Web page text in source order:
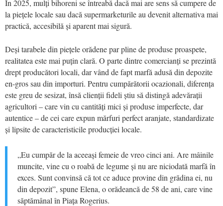
În 2025, mulți bihoreni se întreabă dacă mai are sens să cumpere de
la piețele locale sau dacă supermarketurile au devenit alternativa mai
practică, accesibilă și aparent mai sigură.
Deși tarabele din piețele orădene par pline de produse proaspete,
realitatea este mai puțin clară. O parte dintre comercianți se prezintă
drept producători locali, dar vând de fapt marfă adusă din depozite
en-gros sau din importuri. Pentru cumpărătorii ocazionali, diferența
este greu de sesizat, însă clienții fideli știu să distingă adevărații
agricultori – care vin cu cantități mici și produse imperfecte, dar
autentice – de cei care expun mărfuri perfect aranjate, standardizate
și lipsite de caracteristicile producției locale.
„Eu cumpăr de la aceeași femeie de vreo cinci ani. Are mâinile
muncite, vine cu o roabă de legume și nu are niciodată marfă în
exces. Sunt convinsă că tot ce aduce provine din grădina ei, nu
din depozit”, spune Elena, o orădeancă de 58 de ani, care vine
săptămânal în Piața Rogerius.